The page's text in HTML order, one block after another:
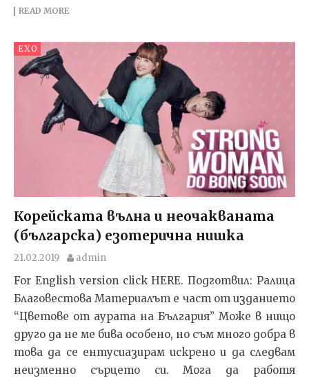
READ MORE
EXO
Корейската вълна и неочакваната
(българска) езотерична нишка
21.02.2019 admin
For English version click HERE. Подготвил: Ралица
Благовестова Материалът е част от изданието
“Цветове от аурата на България” Може в нищо
друго да не ме бива особено, но съм много добра в
това да се ентусиазирам искрено и да следвам
неизменно сърцето си. Мога да работя